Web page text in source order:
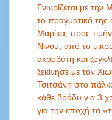
Γνωρίζεται με
το πραγματικό της
Μαρίκα, προς
Νίνου, από το
ακροβάτη και
ξεκίνησε με τον
Τσιτσάνη στο
κάθε βράδυ για 3
για την εποχή τα